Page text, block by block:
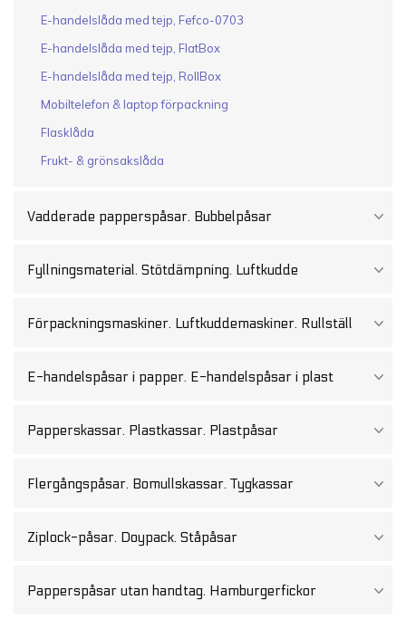
E-handelslåda med tejp, Fefco-0703
E-handelslåda med tejp, FlatBox
E-handelslåda med tejp, RollBox
Mobiltelefon & laptop förpackning
Flasklåda
Frukt- & grönsakslåda
Vadderade papperspåsar. Bubbelpåsar
Fyllningsmaterial. Stötdämpning. Luftkudde
Förpackningsmaskiner. Luftkuddemaskiner. Rullställ
E-handelspåsar i papper. E-handelspåsar i plast
Papperskassar. Plastkassar. Plastpåsar
Flergångspåsar. Bomullskassar. Tygkassar
Ziplock-påsar. Doypack. Ståpåsar
Papperspåsar utan handtag. Hamburgerfickor